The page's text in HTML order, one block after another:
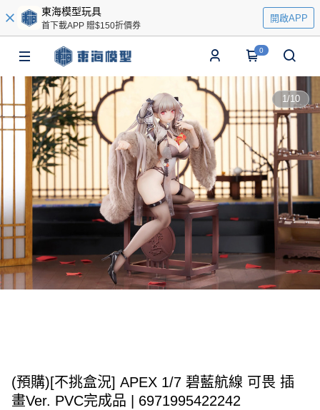
東海模型玩具
首下載APP 贈$150折價券
開啟APP
0
1/10
(預購)[不挑盒況] APEX 1/7 碧藍航線 可畏 插
畫Ver. PVC完成品 | 6971995422242